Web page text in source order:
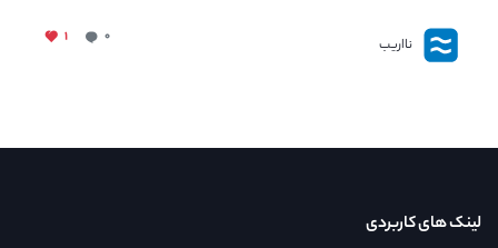
نااریب ۰ ۱
لینک های کاربردی